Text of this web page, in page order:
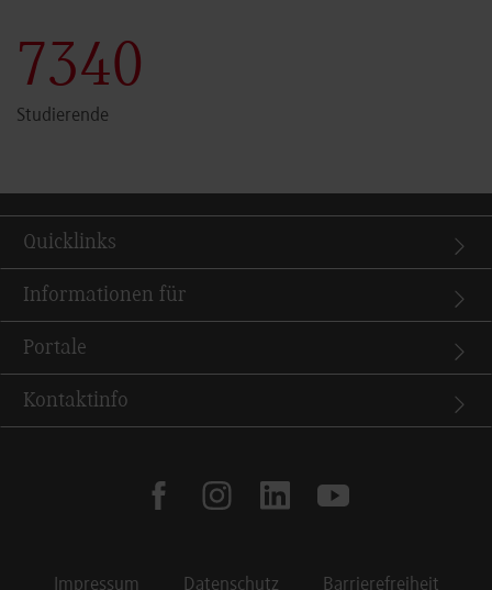
7341
Studierende
Quicklinks
Informationen für
Portale
Kontaktinfo
facebookinstagramlinkedin youtube